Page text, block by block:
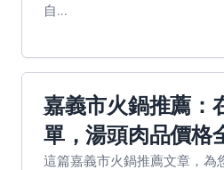
自...
嘉義市火鍋推薦：
單，湯頭肉品價格
這篇嘉義市火鍋推薦文章，為